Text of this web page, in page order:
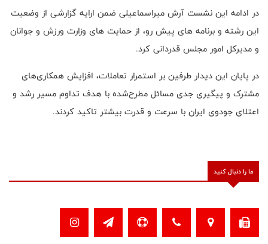
در ادامه این نشست آرش میراسماعیلی ضمن ارایه گزارشی از وضعیت
این رشته و برنامه های پیش رو، از حمایت های وزارت ورزش و جوانان
و مدیرکل امور مجلس قدردانی کرد.
در پایان این دیدار طرفین بر استمرار تعاملات، افزایش همکاری‌های
مشترک و پیگیری جدی مسائل مطرح‌شده با هدف تداوم مسیر رشد و
اعتلای جودوی ایران با سرعت و قدرت بیشتر تاکید کردند.
ما را دنبال کنید